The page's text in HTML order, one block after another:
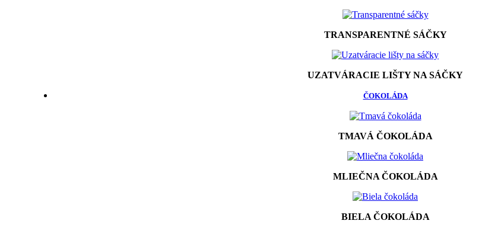
TRANSPARENTNÉ SÁČKY
UZATVÁRACIE LIŠTY NA SÁČKY
ČOKOLÁDA
TMAVÁ ČOKOLÁDA
MLIEČNA ČOKOLÁDA
BIELA ČOKOLÁDA